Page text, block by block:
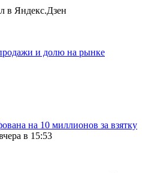
в Яндекс.Дзен
и долю на рынке
на 10 миллионов за взятку
в 15:53